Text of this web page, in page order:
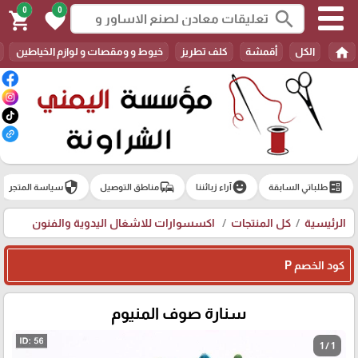
search
0
favorite
0
shopping_cart
home الكل أقمشة كلف تطريز خيوط و ومقصات و لوازم الخياطين
ballotطلباتي السابقة emoji_emotionsآراء زبائننا commuteمناطق التوصيل securityسياسة المتجر
الرئيسية كل المنتجات اكسسوارات للاشغال اليدوية والفنون
كود الخصم P
سنارة صوف المنيوم
1 / 1